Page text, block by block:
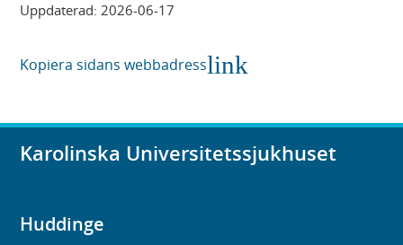
Uppdaterad: 2026-06-17
Kopiera sidans webbadresslink
Karolinska Universitetssjukhuset
Huddinge